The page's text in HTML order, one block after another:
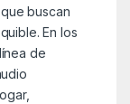
buscan
En los
de